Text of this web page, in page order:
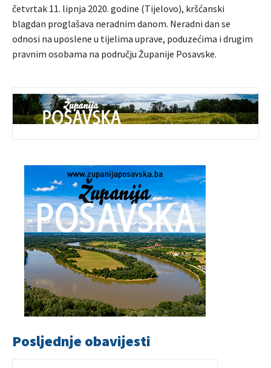
četvrtak 11. lipnja 2020. godine (Tijelovo), kršćanski
blagdan proglašava neradnim danom. Neradni dan se
odnosi na uposlene u tijelima uprave, poduzećima i drugim
pravnim osobama na području Županije Posavske.
Posljednje obavijesti